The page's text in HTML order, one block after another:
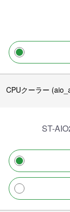
CPUクーラー
ST-